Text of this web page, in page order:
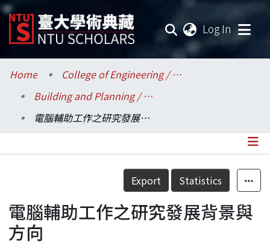
Log In
Communities & Collections
Research Outputs
Statistics
Home
College of Engineering / 工學院
Building and Planning / 建築與城鄉研究所
電腦輔助工作之研究發展背景與方向
Details
Export Statistics
電腦輔助工作之研究發展背景與
方向